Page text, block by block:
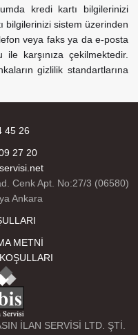
kredi kartı bilgilerinizi
bilgilerinizi sistem üzerinden
veya faks ya da e-posta
karşınıza çekilmektedir.
gizlilik standartlarına
45 26
27 20
Cenk Apt. No:27/3 (06580)
Ankara
METNİ
İLAN SERVİSİ LTD. ŞTİ.